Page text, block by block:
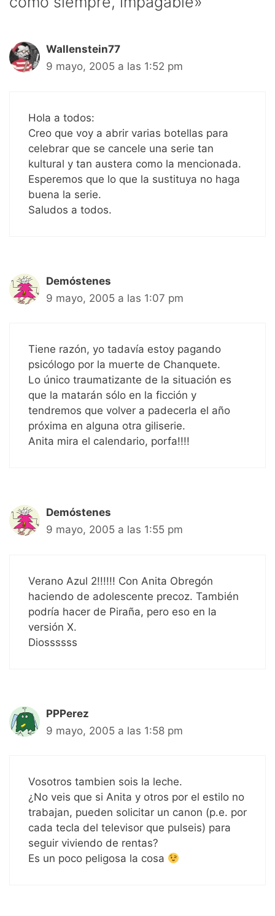
Wallenstein77
9 mayo, 2005 a las 1:52 pm
Hola a todos:
Creo que voy a abrir varias botellas para
celebrar que se cancele una serie tan
kultural y tan austera como la mencionada.
Esperemos que lo que la sustituya no haga
buena la serie.
Saludos a todos.
Demóstenes
9 mayo, 2005 a las 1:07 pm
Tiene razón, yo tadavía estoy pagando
psicólogo por la muerte de Chanquete.
Lo único traumatizante de la situación es
que la matarán sólo en la ficción y
tendremos que volver a padecerla el año
próxima en alguna otra giliserie.
Anita mira el calendario, porfa!!!!
Demóstenes
9 mayo, 2005 a las 1:55 pm
Verano Azul 2!!!!!! Con Anita Obregón
haciendo de adolescente precoz. También
podría hacer de Piraña, pero eso en la
versión X.
Diossssss
PPPerez
9 mayo, 2005 a las 1:58 pm
Vosotros tambien sois la leche.
¿No veis que si Anita y otros por el estilo no
trabajan, pueden solicitar un canon (p.e. por
cada tecla del televisor que pulseis) para
seguir viviendo de rentas?
Es un poco peligosa la cosa